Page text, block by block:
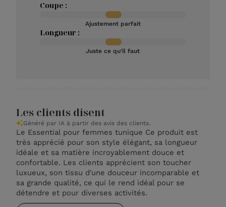
Coupe :
Ajustement parfait
Longueur :
Juste ce qu’il faut
Les clients disent
Généré par IA à partir des avis des clients.
Le Essential pour femmes tunique Ce produit est
très apprécié pour son style élégant, sa longueur
idéale et sa matière incroyablement douce et
confortable. Les clients apprécient son toucher
luxueux, son tissu d'une douceur incomparable et
sa grande qualité, ce qui le rend idéal pour se
détendre et pour diverses activités.